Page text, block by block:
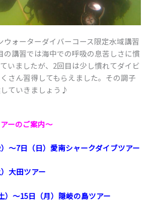
ウォーターダイバーコース限定水域講習
の講習では海中での呼吸の息苦しさに慣
いましたが、2回目は少し慣れてダイビ
さん習得してもらえました。その調子
ていきましょう♪
ーのご案内～
7日（日）愛南シャークダイブツアー
大田ツアー
～15日（月）隠岐の島ツアー